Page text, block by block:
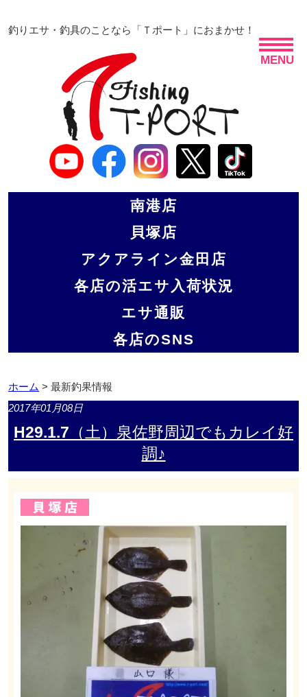
MENU
釣りエサ・釣具のことなら「Ｔポート」におまかせ！
南港店
貝塚店
アクアライン金田店
各店の活エサ入荷状況
エサ通販
各店のSNS
ホーム > 最新釣果情報
2017年01月08日
H29.1.7（土）泉佐野周辺でもカレイ好
調♪